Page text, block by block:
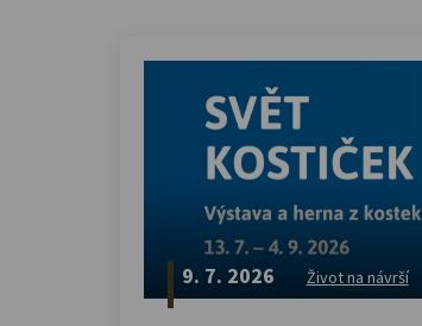
9. 7. 2026 Život na návrší